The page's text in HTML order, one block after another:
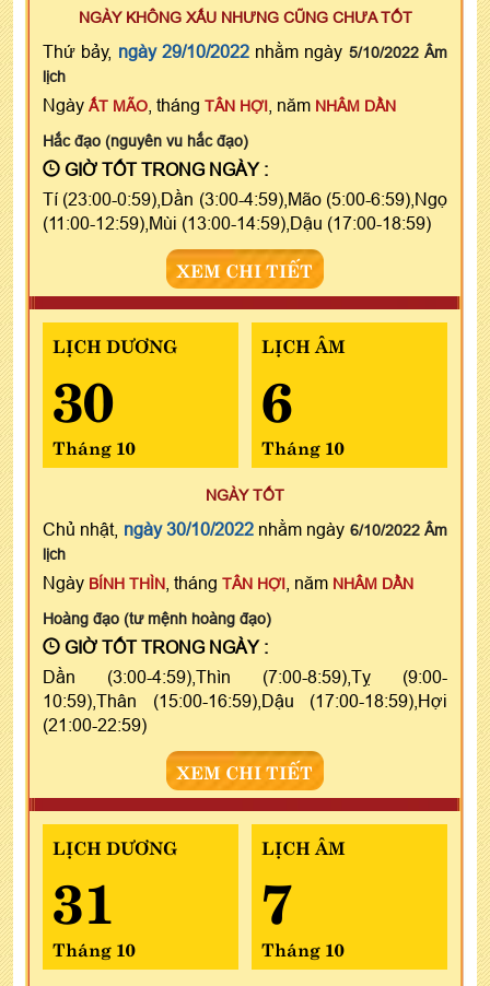
NGÀY KHÔNG XẤU NHƯNG CŨNG CHƯA TỐT
Thứ bảy, ngày 29/10/2022nhằm ngày 5/10/2022 Âm
lịch
Ngày ẤT MÃO , tháng TÂN HỢI , năm NHÂM DẦN
Hắc đạo (nguyên vu hắc đạo)
GIỜ TỐT TRONG NGÀY :
Tí (23:00-0:59),Dần (3:00-4:59),Mão (5:00-6:59),Ngọ
(11:00-12:59),Mùi (13:00-14:59),Dậu (17:00-18:59)
XEM CHI TIẾT
LỊCH DƯƠNG
30
Tháng 10
LỊCH ÂM
6
Tháng 10
NGÀY TỐT
Chủ nhật, ngày 30/10/2022nhằm ngày 6/10/2022 Âm
lịch
Ngày BÍNH THÌN , tháng TÂN HỢI , năm NHÂM DẦN
Hoàng đạo (tư mệnh hoàng đạo)
GIỜ TỐT TRONG NGÀY :
Dần (3:00-4:59),Thìn (7:00-8:59),Tỵ (9:00-
10:59),Thân (15:00-16:59),Dậu (17:00-18:59),Hợi
(21:00-22:59)
XEM CHI TIẾT
LỊCH DƯƠNG
31
Tháng 10
LỊCH ÂM
7
Tháng 10